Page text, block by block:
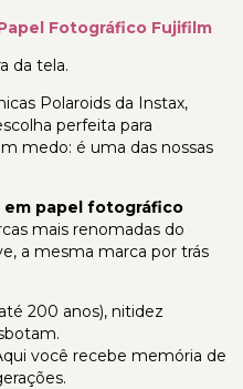
Fotográfico Fujifilm
da tela.
Polaroids da Instax,
perfeita para
medo: é uma das nossas
em papel fotográfico
mais renomadas do
a mesma marca por trás
200 anos), nitidez
você recebe memória de